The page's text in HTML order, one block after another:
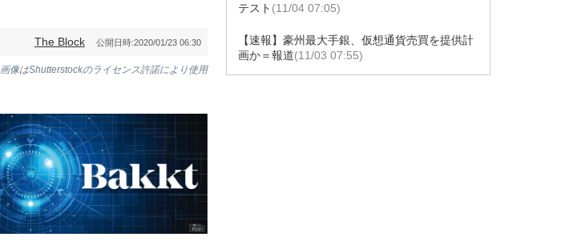
The Block 公開日時:2020/01/23 06:30
画像はShutterstockのライセンス許諾により使用
テスト (11/04 07:05)
【速報】豪州最大手銀、仮想通貨売買を提供計
画か＝報道(11/03 07:55)